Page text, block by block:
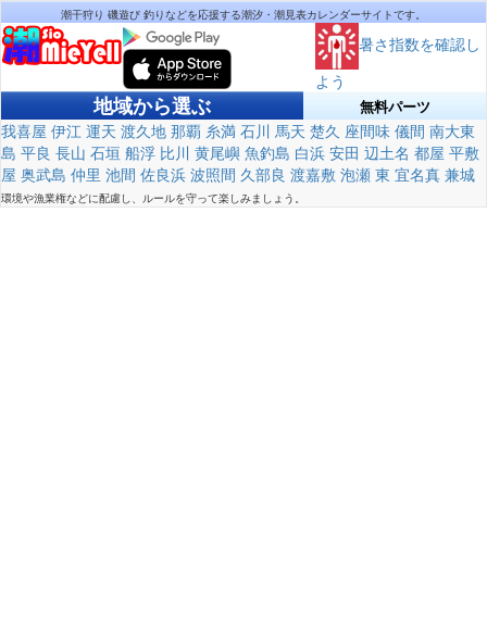
潮干狩り 磯遊び 釣りなどを応援する潮汐・潮見表カレンダーサイトです。
暑さ指数を確認し
よう
地域から選ぶ 無料パーツ
我喜屋 伊江 運天 渡久地 那覇 糸満 石川 馬天 楚久 座間味 儀間 南大東
島 平良 長山 石垣 船浮 比川 黄尾嶼 魚釣島 白浜 安田 辺土名 都屋 平敷
屋 奥武島 仲里 池間 佐良浜 波照間 久部良 渡嘉敷 泡瀬 東 宜名真 兼城
環境や漁業権などに配慮し、ルールを守って楽しみましょう。